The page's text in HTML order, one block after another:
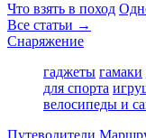
Что взять в поход
Все статьи →
Снаряжение
гаджеты гамаки
для спорта
велосипеды и
Путеводители